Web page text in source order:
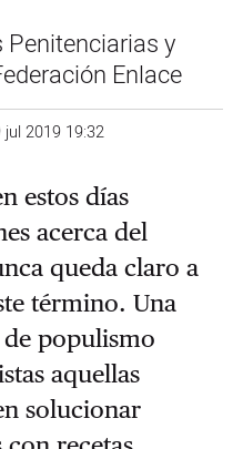
y
Enlace
2019 19:32
estos días
acerca del
queda claro a
término. Una
populismo
aquellas
solucionar